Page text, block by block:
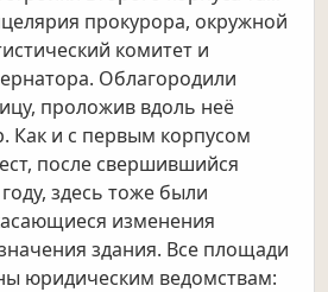
прокурора, окружной
комитет и
Облагородили
проложив вдоль неё
Как и с первым корпусом
после свершившийся
здесь тоже были
изменения
здания. Все площади
юридическим ведомствам: